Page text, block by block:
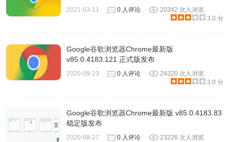
2021-03-11 0 人评论
20342 次人浏览
3.0 分
Google谷歌浏览器Chrome最新版
v85.0.4183.121 正式版发布
2020-09-23 0 人评论
24320 次人浏览
3.0 分
Google谷歌浏览器Chrome最新版 v85.0.4183.83
稳定版发布
2020-08-27 0 人评论
23226 次人浏览